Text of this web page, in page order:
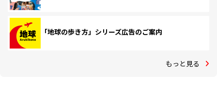
「地球の歩き方」シリーズ広告のご案内
もっと見る